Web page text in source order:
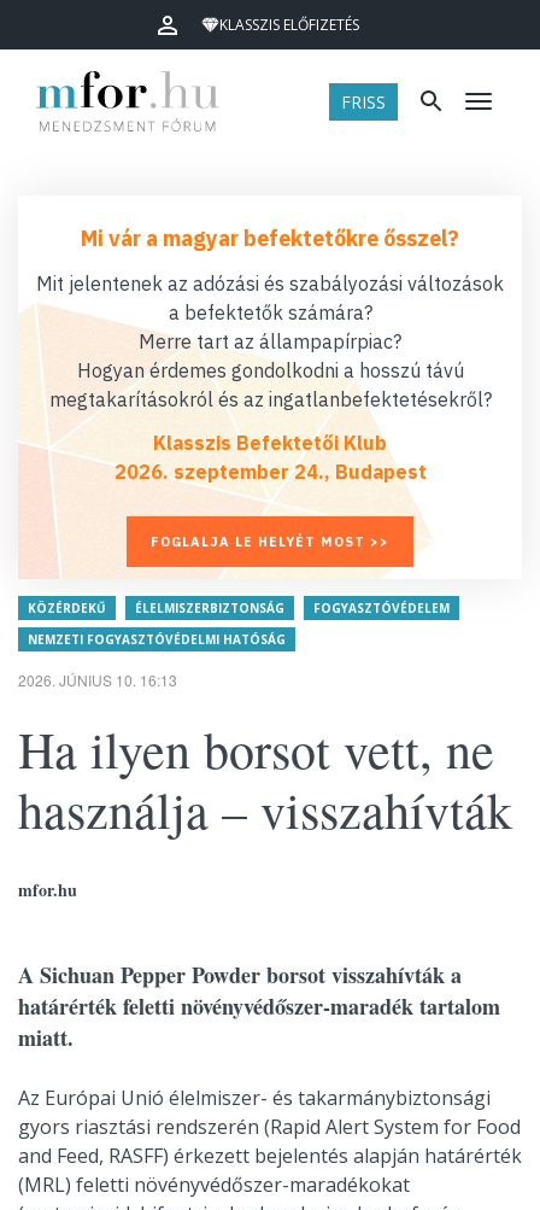
KLASSZIS ELŐFIZETÉS
FRISS Menü
Mi vár a magyar befektetőkre ősszel?
Mit jelentenek az adózási és szabályozási változások
a befektetők számára?
Merre tart az állampapírpiac?
Hogyan érdemes gondolkodni a hosszú távú
megtakarításokról és az ingatlanbefektetésekről?
Klasszis Befektetői Klub
2026. szeptember 24., Budapest
FOGLALJA LE HELYÉT MOST >>
KÖZÉRDEKŰ ÉLELMISZERBIZTONSÁG
FOGYASZTÓVÉDELEM
NEMZETI FOGYASZTÓVÉDELMI HATÓSÁG
2026. JÚNIUS 10. 16:13
Ha ilyen borsot vett, ne
használja – visszahívták
mfor.hu
A Sichuan Pepper Powder borsot visszahívták a
határérték feletti növényvédőszer-maradék tartalom
miatt.
Az Európai Unió élelmiszer- és takarmánybiztonsági
gyors riasztási rendszerén (Rapid Alert System for Food
and Feed, RASFF) érkezett bejelentés alapján határérték
(MRL) feletti növényvédőszer-maradékokat